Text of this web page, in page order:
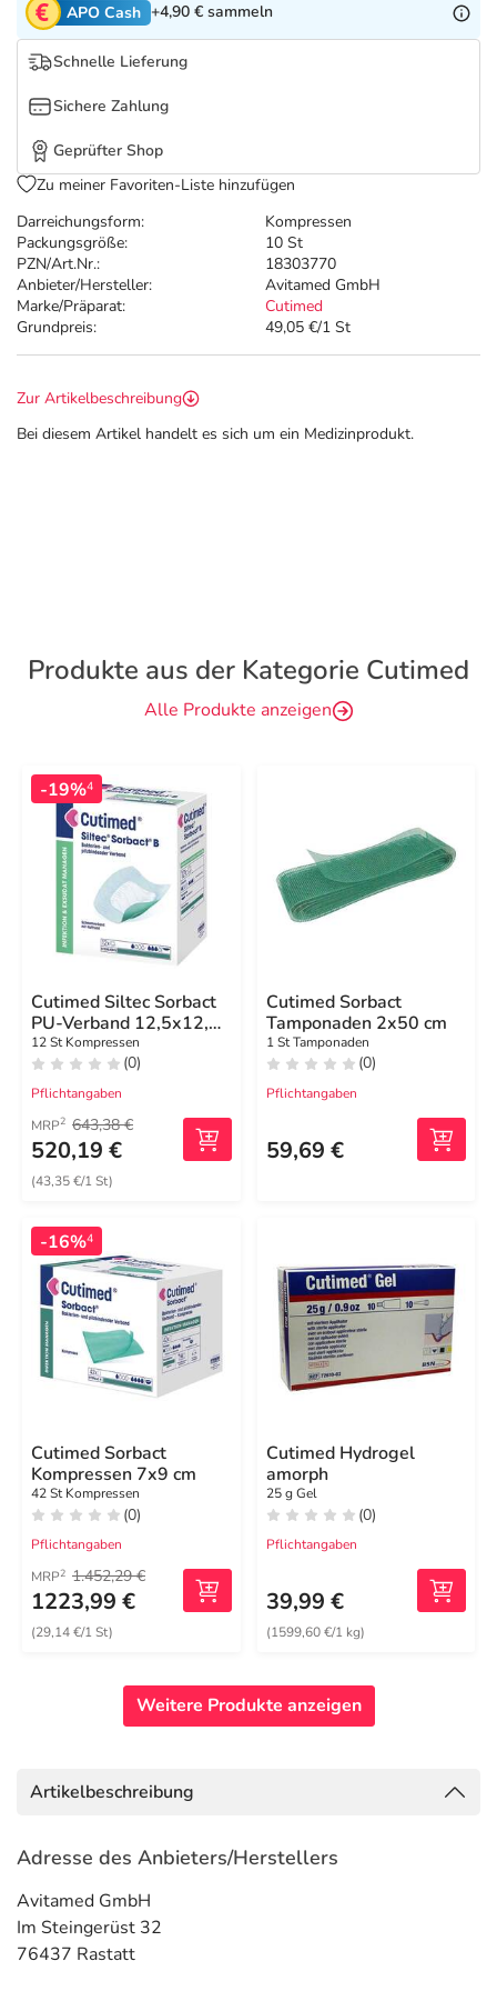
Tierapotheke
Marken
Salus Deals
Darreichungsform:
Kompressen
Packungsgröße:
10 St
PZN/Art.Nr.:
18303770
Anbieter/Hersteller:
Avitamed GmbH
Marke/Präparat:
Cutimed
Grundpreis:
49,05 €/1 St
APO Cash +4,90 € sammeln
Schnelle Lieferung
Sichere Zahlung
Geprüfter Shop
Zu meiner Favoriten-Liste hinzufügen
Zur Artikelbeschreibung
Bei diesem Artikel handelt es sich um ein Medizinprodukt.
Produkte aus der Kategorie Cutimed
Alle Produkte anzeigen
-19%4
Cutimed Siltec Sorbact
PU-Verband 12,5x12,5
cm
12 St Kompressen
(0)
Pflichtangaben
MRP2 643,38 €
520,19 €
(43,35 €/1 St)
Cutimed Sorbact
Tamponaden 2x50 cm
1 St Tamponaden
(0)
Pflichtangaben
59,69 €
-16%4
Cutimed Sorbact
Kompressen 7x9 cm
42 St Kompressen
(0)
Pflichtangaben
MRP2 1.452,29 €
1223,99 €
(29,14 €/1 St)
Cutimed Hydrogel
amorph
25 g Gel
(0)
Pflichtangaben
39,99 €
(1599,60 €/1 kg)
Weitere Produkte anzeigen
Artikelbeschreibung
Adresse des Anbieters/Herstellers
Avitamed GmbH
Im Steingerüst 32
76437 Rastatt